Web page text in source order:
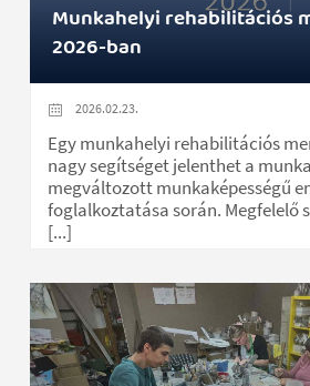
Munkahelyi rehabilitációs
2026-ban
2026.02.23.
Egy munkahelyi rehabilitációs
nagy segítséget jelenthet a
megváltozott munkaképességű
foglalkoztatása során. Megfelelő
[...]